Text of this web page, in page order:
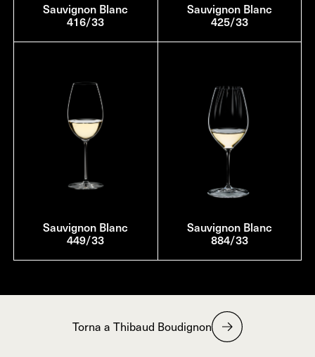
Sauvignon Blanc
416/33
Sauvignon Blanc
425/33
Sauvignon Blanc
449/33
Sauvignon Blanc
884/33
Torna a Thibaud Boudignon